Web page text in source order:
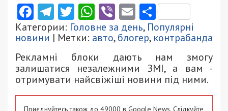
Facebook
Telegram
Twitter
WhatsApp
ViberEmail
Категории: Головне за день, Популярні
новини | Метки: авто,блогер, контрабанда
Рекламні блоки дають нам змогу
залишатися незалежними ЗМІ, а вам -
отримувати найсвіжіші новини під ними.
Приєднуйтесь також до 49000 в Google News. Слідкуйте